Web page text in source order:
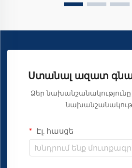
Ստանալ ազատ
Ձեր
Էլ. հասցե